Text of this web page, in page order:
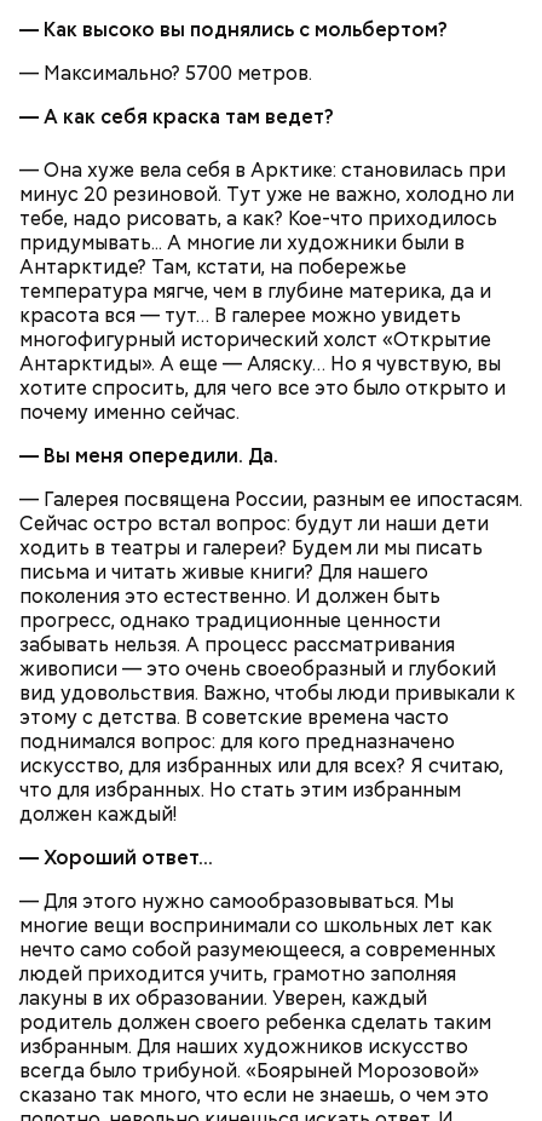
— Как высоко вы поднялись с мольбертом?
— Максимально? 5700 метров.
— А как себя краска там ведет?
— Она хуже вела себя в Арктике: становилась при
минус 20 резиновой. Тут уже не важно, холодно ли
тебе, надо рисовать, а как? Кое-что приходилось
придумывать... А многие ли художники были в
Антарктиде? Там, кстати, на побережье
температура мягче, чем в глубине материка, да и
красота вся — тут… В галерее можно увидеть
многофигурный исторический холст «Открытие
Антарктиды». А еще — Аляску… Но я чувствую, вы
хотите спросить, для чего все это было открыто и
почему именно сейчас.
— Вы меня опередили. Да.
— Галерея посвящена России, разным ее ипостасям.
Сейчас остро встал вопрос: будут ли наши дети
ходить в театры и галереи? Будем ли мы писать
письма и читать живые книги? Для нашего
поколения это естественно. И должен быть
прогресс, однако традиционные ценности
забывать нельзя. А процесс рассматривания
живописи — это очень своеобразный и глубокий
вид удовольствия. Важно, чтобы люди привыкали к
этому с детства. В советские времена часто
поднимался вопрос: для кого предназначено
искусство, для избранных или для всех? Я считаю,
что для избранных. Но стать этим избранным
должен каждый!
— Хороший ответ...
— Для этого нужно самообразовываться. Мы
многие вещи воспринимали со школьных лет как
нечто само собой разумеющееся, а современных
людей приходится учить, грамотно заполняя
лакуны в их образовании. Уверен, каждый
родитель должен своего ребенка сделать таким
избранным. Для наших художников искусство
всегда было трибуной. «Боярыней Морозовой»
сказано так много, что если не знаешь, о чем это